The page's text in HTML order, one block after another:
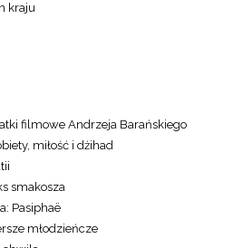
kraju
filmowe Andrzeja Barańskiego
miłość i dżihad
smakosza
Pasiphaë
młodzieńcze